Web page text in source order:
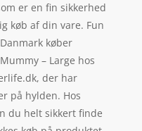
er en fin sikkerhed
køb af din vare. Fun
køber
– Large hos
der har
på hylden. Hos
du helt sikkert finde